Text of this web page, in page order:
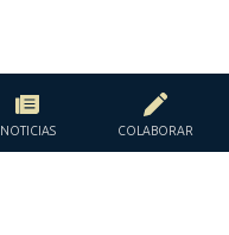
NOTICIAS COLABORAR